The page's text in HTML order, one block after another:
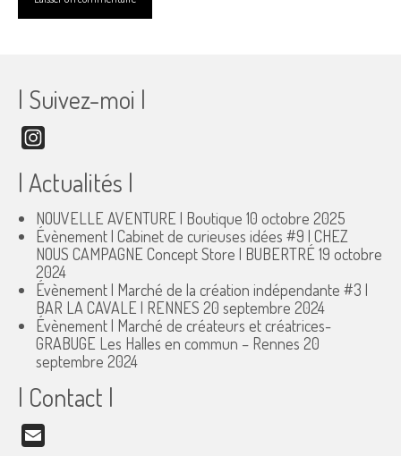
| Suivez-moi |
| Actualités |
NOUVELLE AVENTURE | Boutique 10 octobre 2025
Évènement | Cabinet de curieuses idées #9 | CHEZ
NOUS CAMPAGNE Concept Store | BUBERTRÉ 19 octobre
2024
Évènement | Marché de la création indépendante #3 |
BAR LA CAVALE | RENNES 20 septembre 2024
Évènement | Marché de créateurs et créatrices-
GRABUGE Les Halles en commun – Rennes 20
septembre 2024
| Contact |